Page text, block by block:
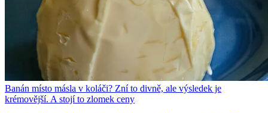
Banán místo másla v koláči? Zní to divně, ale výsledek je
krémovější. A stojí to zlomek ceny